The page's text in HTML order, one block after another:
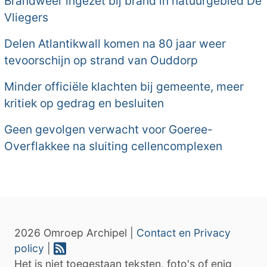
Vliegers
Delen Atlantikwall komen na 80 jaar weer
tevoorschijn op strand van Ouddorp
Minder officiële klachten bij gemeente, meer
kritiek op gedrag en besluiten
Geen gevolgen verwacht voor Goeree-
Overflakkee na sluiting cellencomplexen
2026 Omroep Archipel | Contact en Privacy
policy
Het is niet toegestaan teksten, foto's of enig